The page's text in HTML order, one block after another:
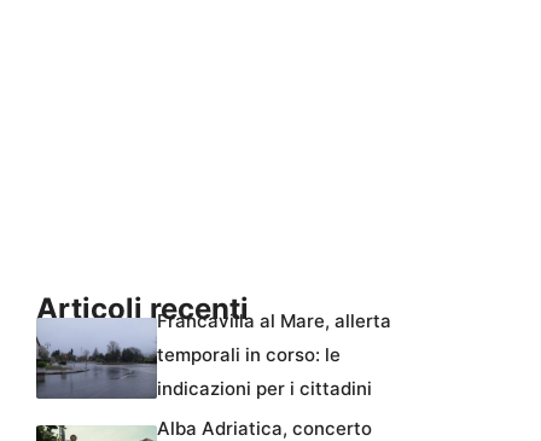
Articoli recentiFrancavilla al Mare, allerta
temporali in corso: le
indicazioni per i cittadini
Alba Adriatica, concerto